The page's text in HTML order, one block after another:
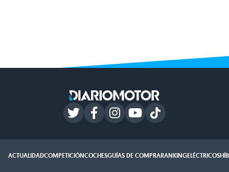
ACTUALIDADCOMPETICIÓNCOCHESGUÍAS DE COMPRARANKINGELÉCTRICOS